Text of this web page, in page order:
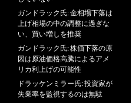
ガンドラック氏: 金相場下落は
上げ相場の中の調整に過ぎな
い、買い増しを推奨
ガンドラック氏: 株価下落の原
因は原油価格高騰によるアメ
リカ利上げの可能性
ドラッケンミラー氏: 投資家が
失業率を監視するのは無駄